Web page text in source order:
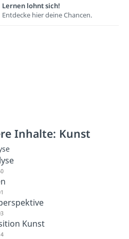
Lernen lohnt sich!
Entdecke hier deine Chancen.
Inhalte: Kunst
Kunst